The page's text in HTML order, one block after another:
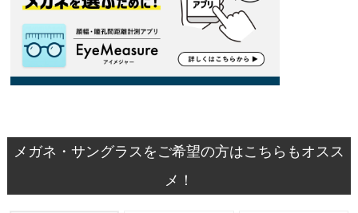
メガネ・サングラスをご希望の方はこちらもオスス
メ！